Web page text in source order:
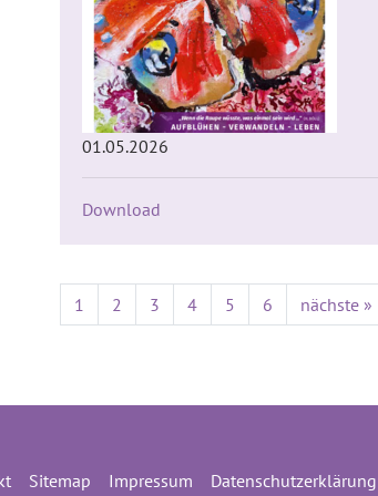
01.05.2026
Download
1 2 3 4 5 6 nächste »
Sitemap Impressum Datenschutzerklärung